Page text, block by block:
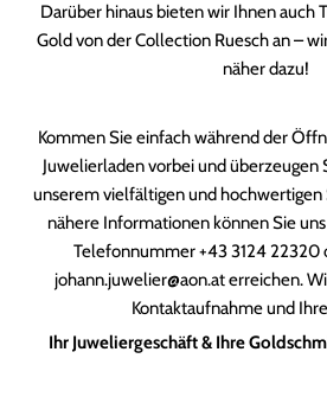
Darüber hinaus bieten wir Ihnen auch
Gold von der Collection Ruesch an –
näher dazu!
Kommen Sie einfach während der
Juwelierladen vorbei und überzeugen
unserem vielfältigen und
nähere Informationen können Sie
Telefonnummer+43 3124 22320
johann.juwelier@aon.at erreichen.
Kontaktaufnahme und
Ihr Juweliergeschäft & Ihre